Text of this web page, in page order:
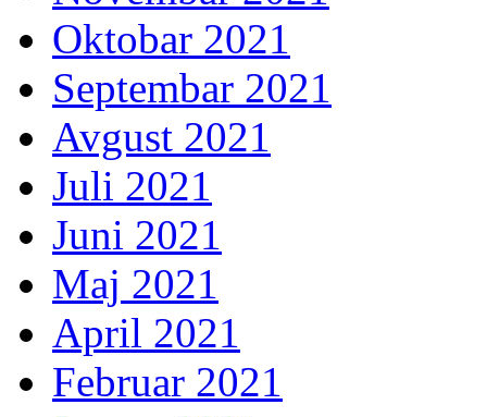
Oktobar 2021
Septembar 2021
Avgust 2021
Juli 2021
Juni 2021
Maj 2021
April 2021
Februar 2021